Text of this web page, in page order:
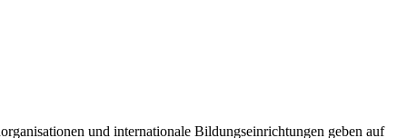
und internationale Bildungseinrichtungen geben auf